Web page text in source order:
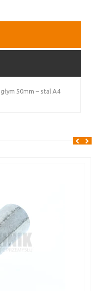
50mm – stal A4